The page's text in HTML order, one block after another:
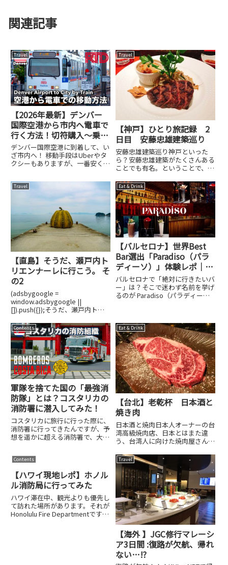
関連記事
Travel
【2026年最新】デンバー
国際空港から市内へ電車で
行く方法！切符購入〜乗車
まで解説
デンバー国際空港に到着して、い
ざ市内へ！ 移動手段はUberやタ
クシーもありますが、一番安くて
です。今回は、実際にデンバー空
港から市内まで電車での移動方法
についてまとめました！1. 空港か
ら駅へのアクセ...
Travel
【神戸】ひとり旅記録 2
日目 安藤忠雄建築巡り
安藤忠雄建築巡り神戸といった
ら？安藤忠雄建築がたくさんある
ことでも有名。ということで、ふ
といわんばかりの建築。これは兵
庫県立美術館。中は見ていませ
ん。これは外階段。上から見た
図。現代美術作家のヤノベケンジ
さんの...
Travel
【直島】そうだ、瀬戸内ト
リエンナーレに行こう。 そ
の2
(adsbygoogle =
window.adsbygoogle ||
[]).push({});そうだ、瀬戸内トリ
豆島 → 直島（宮浦港）朝イチで
移動。といっても、上記のコース
は本数が１日２本程度しかな...
Eat & Drink
【バルセロナ】世界Best
Bar選出「Paradiso（パラ
ディーソ）」体験レポ｜隠
し扉の先にある非日常
バルセロナで「絶対に行きたいバ
ー」は？そこで迷わず名前を挙げ
るのが Paradiso（パラディー
は第4位にランクインして...
Contents
軍隊を捨てた国の「最強消
防隊」とは？コスタリカの
消防署に潜入してみた！
コスタリカに旅行に行った際に、
消防署に行ってきたんですが、予
想を遥かに超える消防署で、大変
お伝えいたします。1. 軍隊がない
国、コスタリカの意外な「顔」中
米の楽園、コスタリカ。19...
Eat & Drink
【台北】老乾杯 日本酒と
焼き肉
日本酒と焼肉日本人オーナーの台
湾高級焼肉店、日本とはまた違
う、台湾人に向けた焼肉屋さんで
配種を使用。コースで利用です。
ここはテーブルに担当スタッフが
付いて細かく説明しながら肉を全
て焼いてくれます。う〜ん、台湾
で...
Contents
【ハワイ現地レポ】ホノル
ル消防局に行ってみた
ハワイ滞在中、観光よりも優先し
て訪れた場所があります。それが
Honolulu Fire Departmentです。
Travel
【海外 】JGC修行マレーシ
ア3日間 :復路が欠航、帰れ
ない…⁉︎